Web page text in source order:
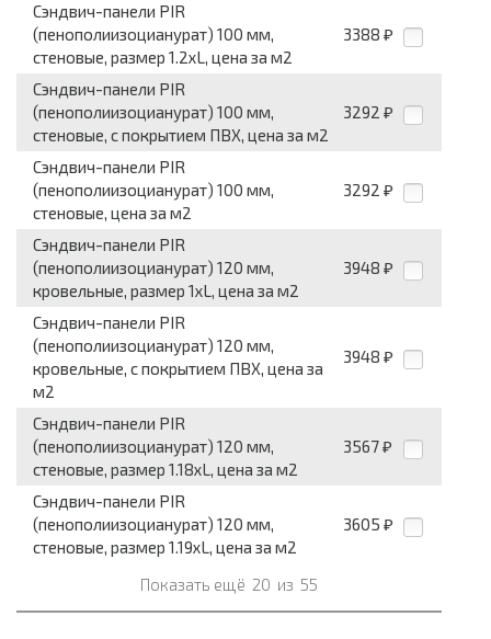
Сэндвич-панели PIR
(пенополиизоцианурат) 100 мм,
стеновые, размер 1.2хL, цена за м2
3388 ₽
Сэндвич-панели PIR
(пенополиизоцианурат) 100 мм,
стеновые, с покрытием ПВХ, цена за м2
3292 ₽
Сэндвич-панели PIR
(пенополиизоцианурат) 100 мм,
стеновые, цена за м2
3292 ₽
Сэндвич-панели PIR
(пенополиизоцианурат) 120 мм,
кровельные, размер 1хL, цена за м2
3948 ₽
Сэндвич-панели PIR
(пенополиизоцианурат) 120 мм,
кровельные, с покрытием ПВХ, цена за
м2
3948 ₽
Сэндвич-панели PIR
(пенополиизоцианурат) 120 мм,
стеновые, размер 1.18хL, цена за м2
3567 ₽
Сэндвич-панели PIR
(пенополиизоцианурат) 120 мм,
стеновые, размер 1.19хL, цена за м2
3605 ₽
Показать ещё 20 из 55